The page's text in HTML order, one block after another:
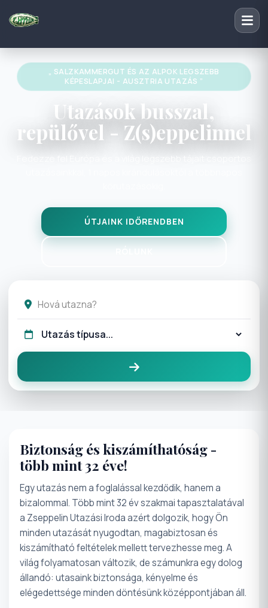
„ ÉSZAK-OLASZORSZÁGI TÓVIDÉK - OLASZORSZÁG
UTAZÁS BUSSZAL ”
Utazások busszal,
repülővel - Z(s)eppelinnel
ÚTJAINK IDŐRENDBEN
Biztonság és kiszámíthatóság -
több mint 32 éve!
Egy utazás nem a foglalással kezdődik, hanem a
bizalommal. Több mint 32 év szakmai tapasztalatával
a Zseppelin Utazási Iroda azért dolgozik, hogy Ön
minden utazását nyugodtan, magabiztosan és
kiszámítható feltételek mellett tervezhesse meg. A
világ folyamatosan változik, de számunkra egy dolog
állandó: utasaink biztonsága, kényelme és
elégedettsége minden döntésünk középpontjában áll.